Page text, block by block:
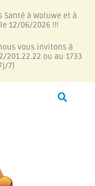
Santé à Woluwe et à
12/06/2026 !!!
vous invitons à
201.22.22 ou au 1733
7)